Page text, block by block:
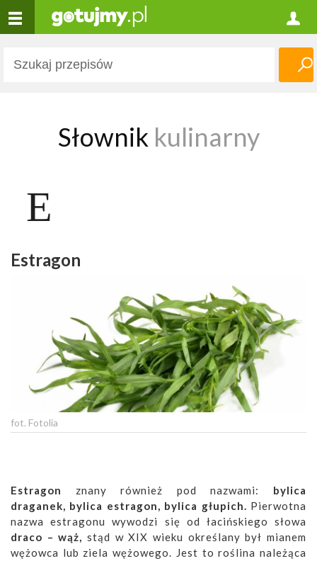
Słownik kulinarny
E
Estragon
fot. Fotolia
Estragon znany również pod nazwami: bylica
draganek, bylica estragon, bylica głupich. Pierwotna
nazwa estragonu wywodzi się od łacińskiego słowa
draco – wąż, stąd w XIX wieku określany był mianem
wężowca lub ziela wężowego. Jest to roślina należąca